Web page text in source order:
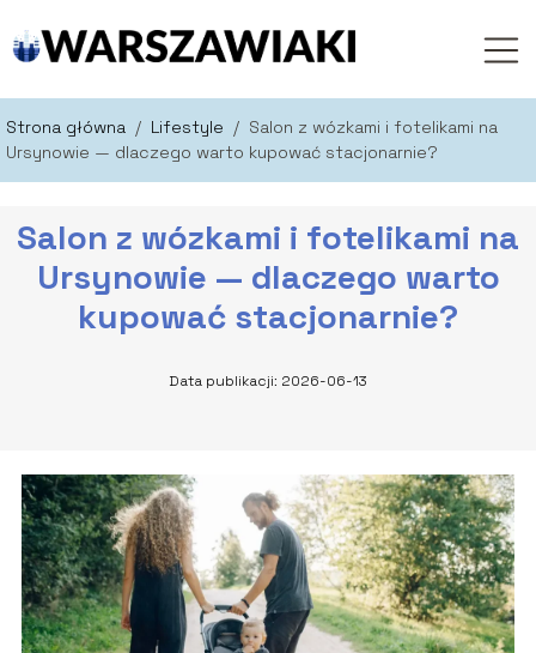
Strona główna / Lifestyle / Salon z wózkami i fotelikami na
Ursynowie — dlaczego warto kupować stacjonarnie?
Salon z wózkami i fotelikami na
Ursynowie — dlaczego warto
kupować stacjonarnie?
Data publikacji: 2026-06-13